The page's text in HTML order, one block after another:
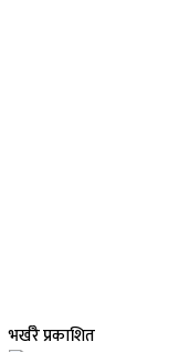
भर्खरै प्रकाशित